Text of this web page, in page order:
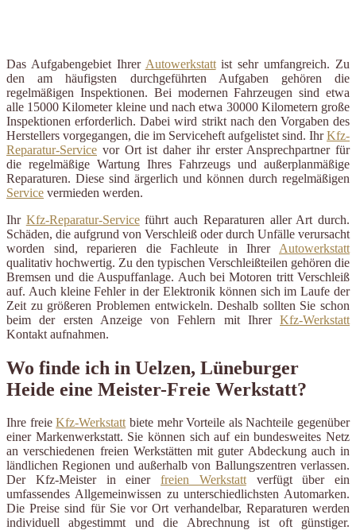
Das Aufgabengebiet Ihrer Autowerkstattist sehr umfangreich. Zu
den am häufigsten durchgeführten Aufgaben gehören die
regelmäßigen Inspektionen. Bei modernen Fahrzeugen sind etwa
alle 15000 Kilometer kleine und nach etwa 30000 Kilometern große
Inspektionen erforderlich. Dabei wird strikt nach den Vorgaben des
Herstellers vorgegangen, die im Serviceheft aufgelistet sind. IhrKfz-
Reparatur-Service vor Ort ist daher ihr erster Ansprechpartner für
die regelmäßige Wartung Ihres Fahrzeugs und außerplanmäßige
Reparaturen. Diese sind ärgerlich und können durch regelmäßigen
Service vermieden werden.
Ihr Kfz-Reparatur-Serviceführt auch Reparaturen aller Art durch.
Schäden, die aufgrund von Verschleiß oder durch Unfälle verursacht
worden sind, reparieren die Fachleute in Ihrer Autowerkstatt
qualitativ hochwertig. Zu den typischen Verschleißteilen gehören die
Bremsen und die Auspuffanlage. Auch bei Motoren tritt Verschleiß
auf. Auch kleine Fehler in der Elektronik können sich im Laufe der
Zeit zu größeren Problemen entwickeln. Deshalb sollten Sie schon
beim der ersten Anzeige von Fehlern mit Ihrer Kfz-Werkstatt
Kontakt aufnahmen.
Wo finde ich in Uelzen, Lüneburger
Heide eine Meister-Freie Werkstatt?
Ihre freieKfz-Werkstattbiete mehr Vorteile als Nachteile gegenüber
einer Markenwerkstatt. Sie können sich auf ein bundesweites Netz
an verschiedenen freien Werkstätten mit guter Abdeckung auch in
ländlichen Regionen und außerhalb von Ballungszentren verlassen.
Der Kfz-Meister in einer freien Werkstattverfügt über ein
umfassendes Allgemeinwissen zu unterschiedlichsten Automarken.
Die Preise sind für Sie vor Ort verhandelbar, Reparaturen werden
individuell abgestimmt und die Abrechnung ist oft günstiger.